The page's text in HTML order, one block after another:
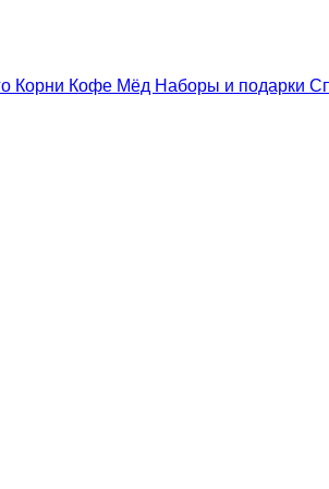
Корни Кофе Мёд Наборы и подарки